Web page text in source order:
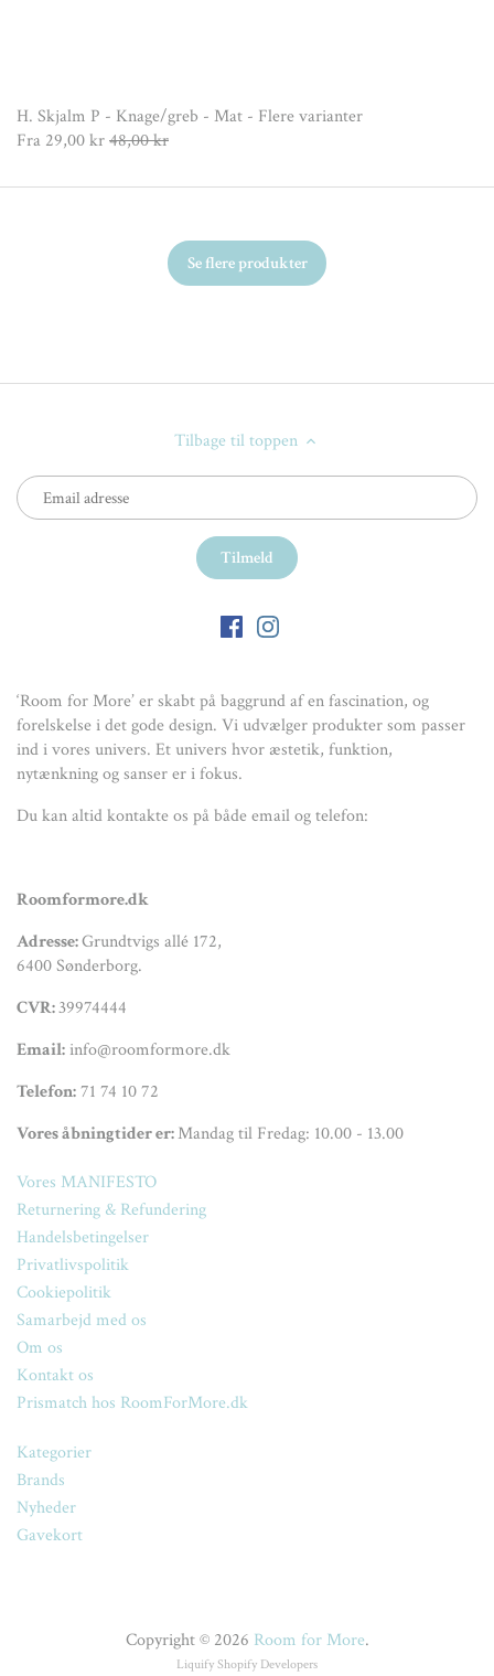
H. Skjalm P - Knage/greb - Mat - Flere varianter
Fra 29,00 kr48,00 kr
Se flere produkter
Tilbage til toppen
‘Room for More’ er skabt på baggrund af en fascination, og
forelskelse i det gode design. Vi udvælger produkter som passer
ind i vores univers. Et univers hvor æstetik, funktion,
nytænkning og sanser er i fokus.
Du kan altid kontakte os på både email og telefon:
Roomformore.dk
Adresse:Grundtvigs allé 172,
6400 Sønderborg.
CVR:39974444
Email:info@roomformore.dk
Telefon:71 74 10 72
Vores åbningtider er:Mandag til Fredag: 10.00 - 13.00
Vores MANIFESTO
Returnering & Refundering
Handelsbetingelser
Privatlivspolitik
Cookiepolitik
Samarbejd med os
Om os
Kontakt os
Prismatch hos RoomForMore.dk
Kategorier
Brands
Nyheder
Gavekort
Copyright © 2026 Room for More.
Liquify Shopify Developers